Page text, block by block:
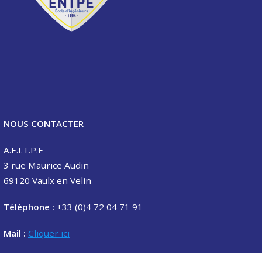
NOUS CONTACTER
A.E.I.T.P.E
3 rue Maurice Audin
69120 Vaulx en Velin
Téléphone : +33 (0)4 72 04 71 91
Mail : Cliquer ici